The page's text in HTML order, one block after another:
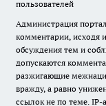
пользователей
Администрация
комментарии, исходя
обсуждения тем и
допускаются
разжигающие
вражду, а равно
ссылок не по теме. IP-